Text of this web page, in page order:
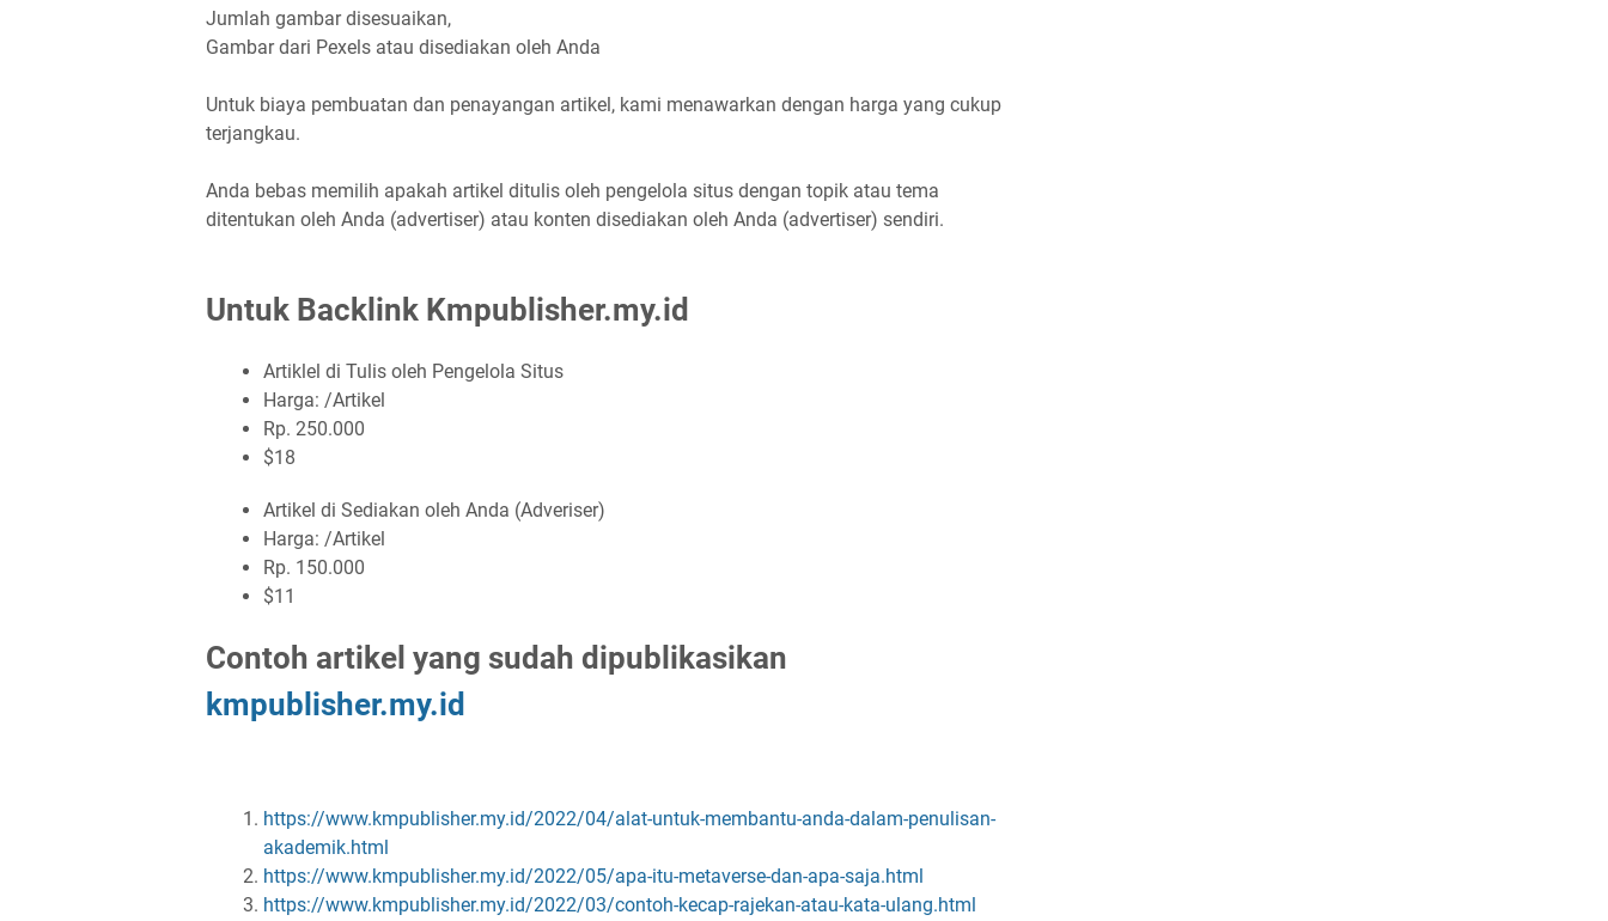
Jumlah gambar disesuaikan,
Gambar dari Pexels atau disediakan oleh Anda
Untuk biaya pembuatan dan penayangan artikel, kami menawarkan dengan harga yang cukup
terjangkau.
Anda bebas memilih apakah artikel ditulis oleh pengelola situs dengan topik atau tema
ditentukan oleh Anda (advertiser) atau konten disediakan oleh Anda (advertiser) sendiri.
Untuk Backlink Kmpublisher.my.id
Artiklel di Tulis oleh Pengelola Situs
Harga: /Artikel
Rp. 250.000
$18
Artikel di Sediakan oleh Anda (Adveriser)
Harga: /Artikel
Rp. 150.000
$11
Contoh artikel yang sudah dipublikasikan
kmpublisher.my.id
https://www.kmpublisher.my.id/2022/04/alat-untuk-membantu-anda-dalam-penulisan-
akademik.html
https://www.kmpublisher.my.id/2022/05/apa-itu-metaverse-dan-apa-saja.html
https://www.kmpublisher.my.id/2022/03/contoh-kecap-rajekan-atau-kata-ulang.html